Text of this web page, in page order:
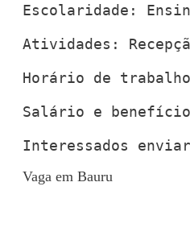
Escolaridade:
Atividades:
Horário de
Salário e
Interessados
Vaga em Bauru